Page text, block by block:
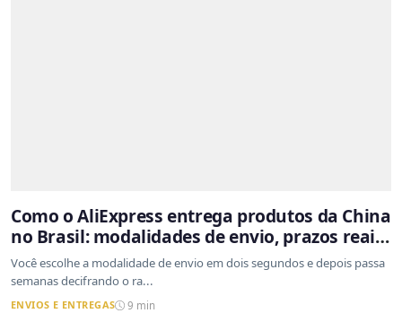
Como o AliExpress entrega produtos da China
no Brasil: modalidades de envio, prazos reais
e o que a Cainiao tem a ver com isso
Você escolhe a modalidade de envio em dois segundos e depois passa
semanas decifrando o ra...
ENVIOS E ENTREGAS 9 min